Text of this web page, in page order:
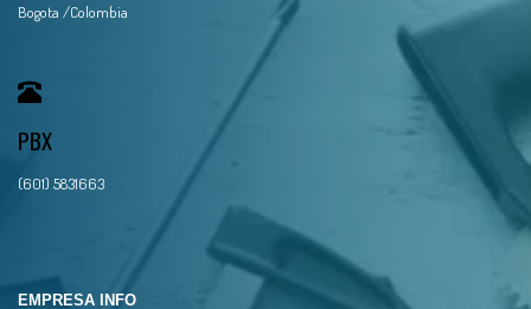
Bogota /Colombia
PBX
(601) 5831663
EMPRESA INFO